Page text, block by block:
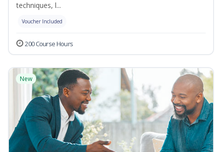
techniques, l...
Voucher Included
200 Course Hours
New